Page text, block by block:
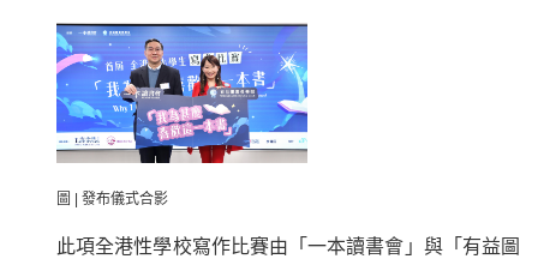
圖 | 發布儀式合影
此項全港性學校寫作比賽由「一本讀書會」與「有益圖